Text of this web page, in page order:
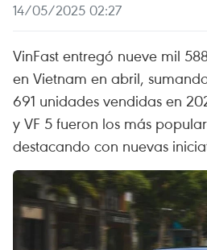
14/05/2025 02:27
VinFast entregó nueve mil
en Vietnam en abril,
691 unidades vendidas en
y VF 5 fueron los más
destacando con nuevas